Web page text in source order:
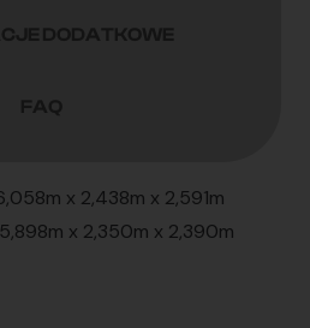
x 2,438m x 2,591m
x 2,350m x 2,390m